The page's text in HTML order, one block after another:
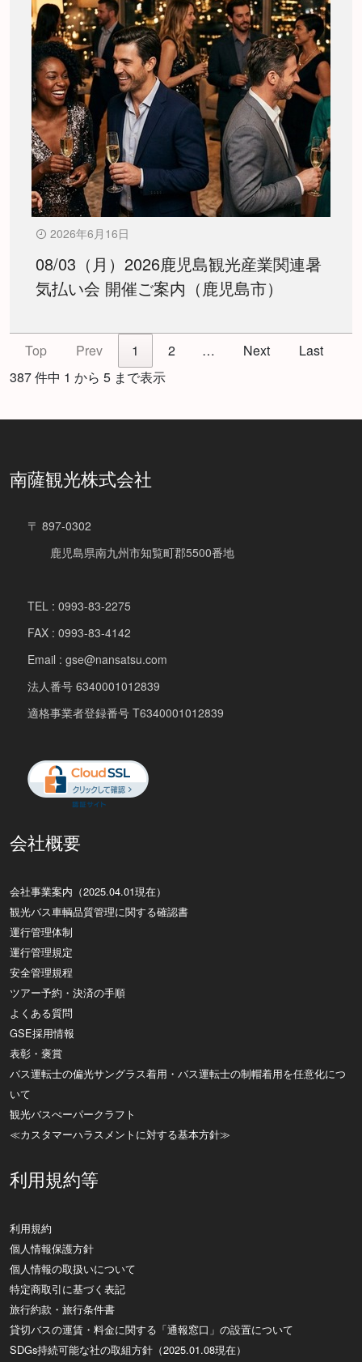
2026年6月16日
08/03（月）2026鹿児島観光産業関連暑
気払い会 開催ご案内（鹿児島市）
Top Prev 1 2 … Next
Last
387 件中 1 から 5 まで表示
南薩観光株式会社
〒 897-0302
鹿児島県南九州市知覧町郡5500番地
TEL : 0993-83-2275
FAX : 0993-83-4142
Email : gse@nansatsu.com
法人番号 6340001012839
適格事業者登録番号 T6340001012839
会社概要
会社事業案内（2025.04.01現在）
観光バス車輌品質管理に関する確認書
運行管理体制
運行管理規定
安全管理規程
ツアー予約・決済の手順
よくある質問
GSE採用情報
表彰・褒賞
バス運転士の偏光サングラス着用・バス運転士の制帽着用を任意化につ
いて
観光バスぺーパークラフト
≪カスタマーハラスメントに対する基本方針≫
利用規約等
利用規約
個人情報保護方針
個人情報の取扱いについて
特定商取引に基づく表記
旅行約款・旅行条件書
貸切バスの運賃・料金に関する「通報窓口」の設置について
SDGs持続可能な社の取組方針（2025.01.08現在）